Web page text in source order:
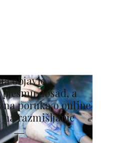
objavio
dosad, a
poruka o online
razmišljanje